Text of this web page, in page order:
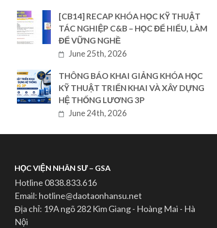
[CB14] RECAP KHÓA HỌC KỸ THUẬT
TÁC NGHIỆP C&B – HỌC ĐỂ HIỂU, LÀM
ĐỂ VỮNG NGHỀ
June 25th, 2026
THÔNG BÁO KHAI GIẢNG KHÓA HỌC
KỸ THUẬT TRIỂN KHAI VÀ XÂY DỰNG
HỆ THỐNG LƯƠNG 3P
June 24th, 2026
HỌC VIỆN NHÂN SƯ – GSA
Hotline 0838.833.616
Email: hotline@daotaonhansu.net
Địa chỉ: 19A ngõ 282 Kim Giang - Hoàng Mai - Hà
Nội